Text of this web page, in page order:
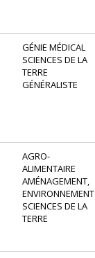
GÉNIE MÉDICAL
SCIENCES DE LA
TERRE
GÉNÉRALISTE
AGRO-
ALIMENTAIRE
AMÉNAGEMENT,
ENVIRONNEMENT
SCIENCES DE LA
TERRE